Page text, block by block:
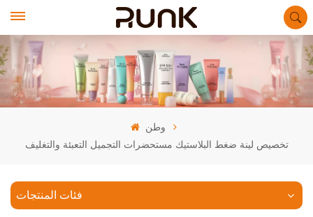
وطن
تخصيص لينة ضغط البلاستيك مستحضرات التجميل التعبئة والتغليف
فئات المنتجات